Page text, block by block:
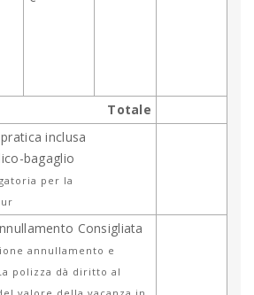
Totale
inclusa
bagaglio
per la
Consigliata
annullamento e
polizza dà diritto al